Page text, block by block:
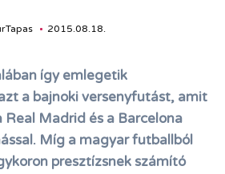
2015.08.18.
így emlegetik
a bajnoki versenyfutást, amit
Madrid és a Barcelona
Míg a magyar futballból
presztízsnek számító